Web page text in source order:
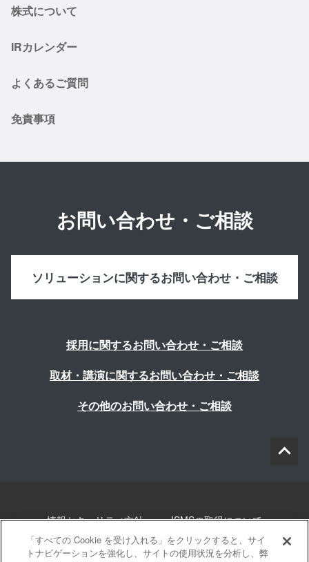
株式について
IRカレンダー
よくあるご質問
免責事項
お問い合わせ・ご相談
ソリューションに関するお問い合わせ・ご相談
採用に関するお問い合わせ・ご相談
取材・講演に関するお問い合わせ・ご相談
その他のお問い合わせ・ご相談
情報セキュリティ方針 ISMSの取得について
個人情報について 勧誘方針 このサイトについて
「すべての Cookie を受け入れる」をクリックすると、サイ
トナビゲーションを強化し、サイトの使用状況を分析し、弊